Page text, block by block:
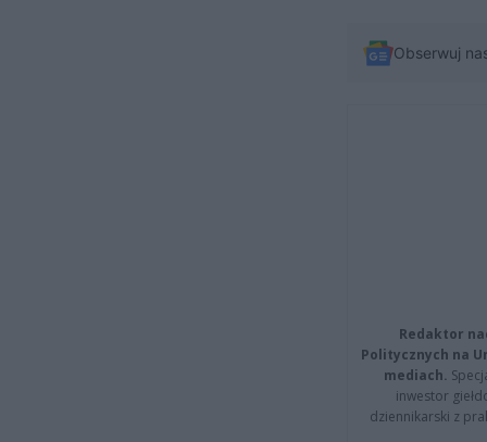
Obserwuj
Redaktor
Politycznych na
mediach.
inwestor
dziennikarski z